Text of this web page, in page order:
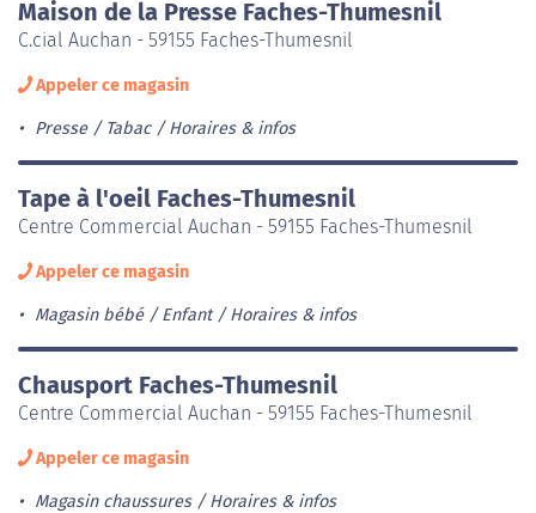
Maison de la Presse Faches-Thumesnil
C.cial Auchan - 59155 Faches-Thumesnil
Appeler ce magasin
Presse / Tabac Horaires & infos
Tape à l'oeil Faches-Thumesnil
Centre Commercial Auchan - 59155 Faches-Thumesnil
Appeler ce magasin
Magasin bébé / Enfant Horaires & infos
Chausport Faches-Thumesnil
Centre Commercial Auchan - 59155 Faches-Thumesnil
Appeler ce magasin
Magasin chaussures Horaires & infos